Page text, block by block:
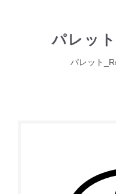
パレッ
パレット